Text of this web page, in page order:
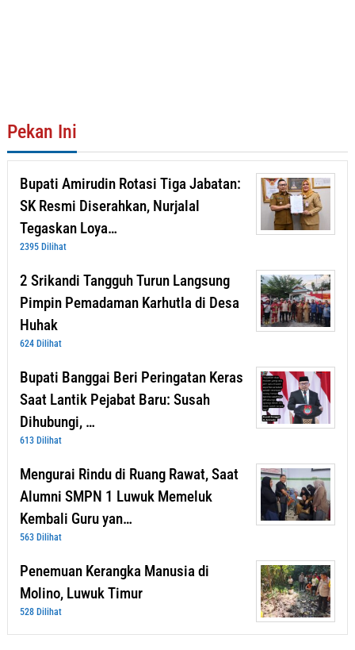
Pekan Ini
Bupati Amirudin Rotasi Tiga Jabatan:
SK Resmi Diserahkan, Nurjalal
Tegaskan Loya…
2395 Dilihat
2 Srikandi Tangguh Turun Langsung
Pimpin Pemadaman Karhutla di Desa
Huhak
624 Dilihat
Bupati Banggai Beri Peringatan Keras
Saat Lantik Pejabat Baru: Susah
Dihubungi, …
613 Dilihat
Mengurai Rindu di Ruang Rawat, Saat
Alumni SMPN 1 Luwuk Memeluk
Kembali Guru yan…
563 Dilihat
Penemuan Kerangka Manusia di
Molino, Luwuk Timur
528 Dilihat